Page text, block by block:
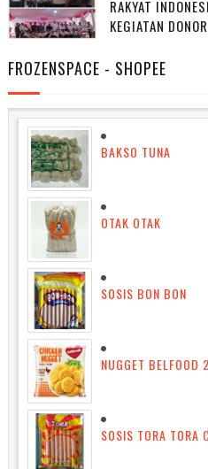
RAKYAT
KEGIATAN
FROZENSPACE - SHOPEE
BAKSO TUNA
OTAK OTAK
SOSIS BON BON
NUGGET BELFOOD
SOSIS TORA TORA